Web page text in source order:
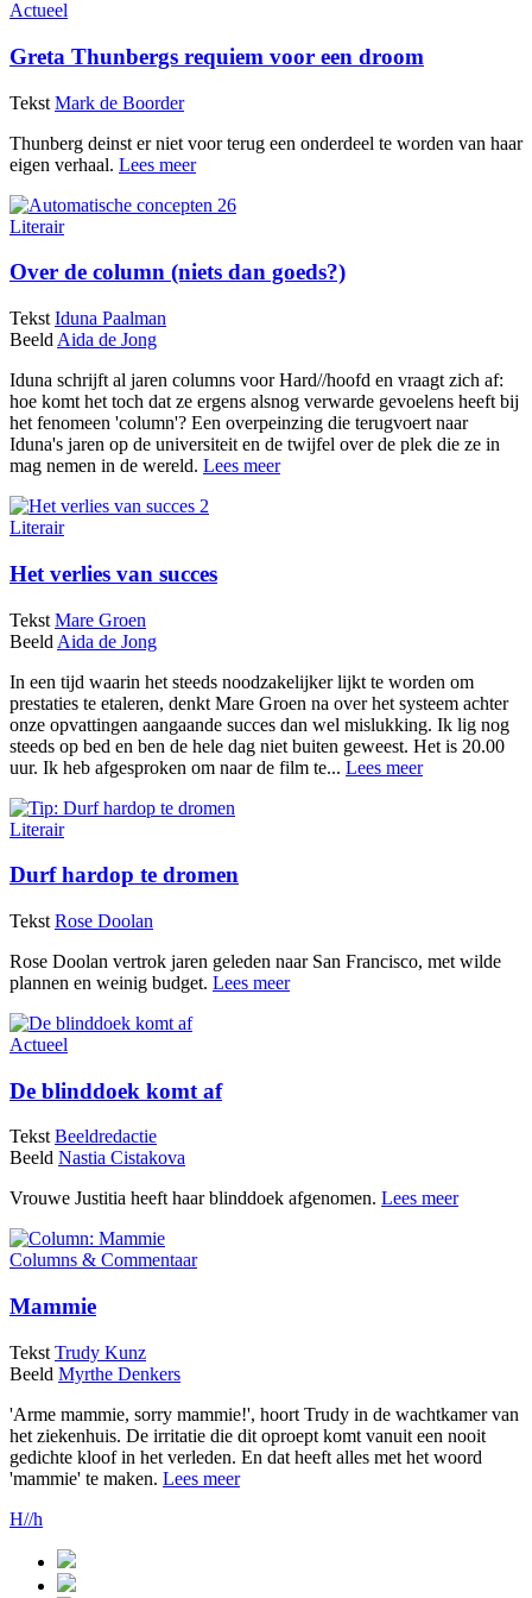
Actueel
Greta Thunbergs requiem voor een droom
Tekst Mark de Boorder
Thunberg deinst er niet voor terug een onderdeel te worden van haar
eigen verhaal. Lees meer
Literair
Over de column (niets dan goeds?)
Tekst Iduna Paalman
Beeld Aida de Jong
Iduna schrijft al jaren columns voor Hard//hoofd en vraagt zich af:
hoe komt het toch dat ze ergens alsnog verwarde gevoelens heeft bij
het fenomeen 'column'? Een overpeinzing die terugvoert naar
Iduna's jaren op de universiteit en de twijfel over de plek die ze in
mag nemen in de wereld. Lees meer
Literair
Het verlies van succes
Tekst Mare Groen
Beeld Aida de Jong
In een tijd waarin het steeds noodzakelijker lijkt te worden om
prestaties te etaleren, denkt Mare Groen na over het systeem achter
onze opvattingen aangaande succes dan wel mislukking. Ik lig nog
steeds op bed en ben de hele dag niet buiten geweest. Het is 20.00
uur. Ik heb afgesproken om naar de film te... Lees meer
Literair
Durf hardop te dromen
Tekst Rose Doolan
Rose Doolan vertrok jaren geleden naar San Francisco, met wilde
plannen en weinig budget. Lees meer
Actueel
De blinddoek komt af
Tekst Beeldredactie
Beeld Nastia Cistakova
Vrouwe Justitia heeft haar blinddoek afgenomen. Lees meer
Columns & Commentaar
Mammie
Tekst Trudy Kunz
Beeld Myrthe Denkers
'Arme mammie, sorry mammie!', hoort Trudy in de wachtkamer van
het ziekenhuis. De irritatie die dit oproept komt vanuit een nooit
gedichte kloof in het verleden. En dat heeft alles met het woord
'mammie' te maken. Lees meer
H//h